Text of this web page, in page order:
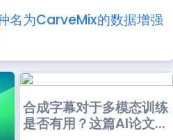
名为CarveMix的数据增强
合成字幕对于多模态训练
是否有用？这篇AI论文...